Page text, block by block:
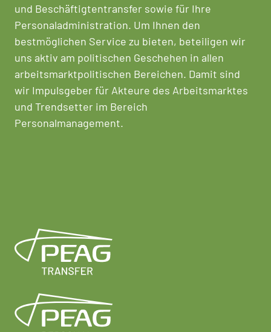
und Beschäftigtentransfer sowie für Ihre
Personaladministration. Um Ihnen den
bestmöglichen Service zu bieten, beteiligen wir
uns aktiv am politischen Geschehen in allen
arbeitsmarktpolitischen Bereichen. Damit sind
wir Impulsgeber für Akteure des Arbeitsmarktes
und Trendsetter im Bereich
Personalmanagement.